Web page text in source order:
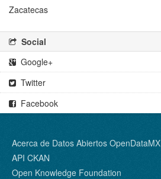
Zacatecas
Social
Google+
Twitter
Facebook
Acerca de Datos Abiertos OpenDataMX
API CKAN
Open Knowledge Foundation